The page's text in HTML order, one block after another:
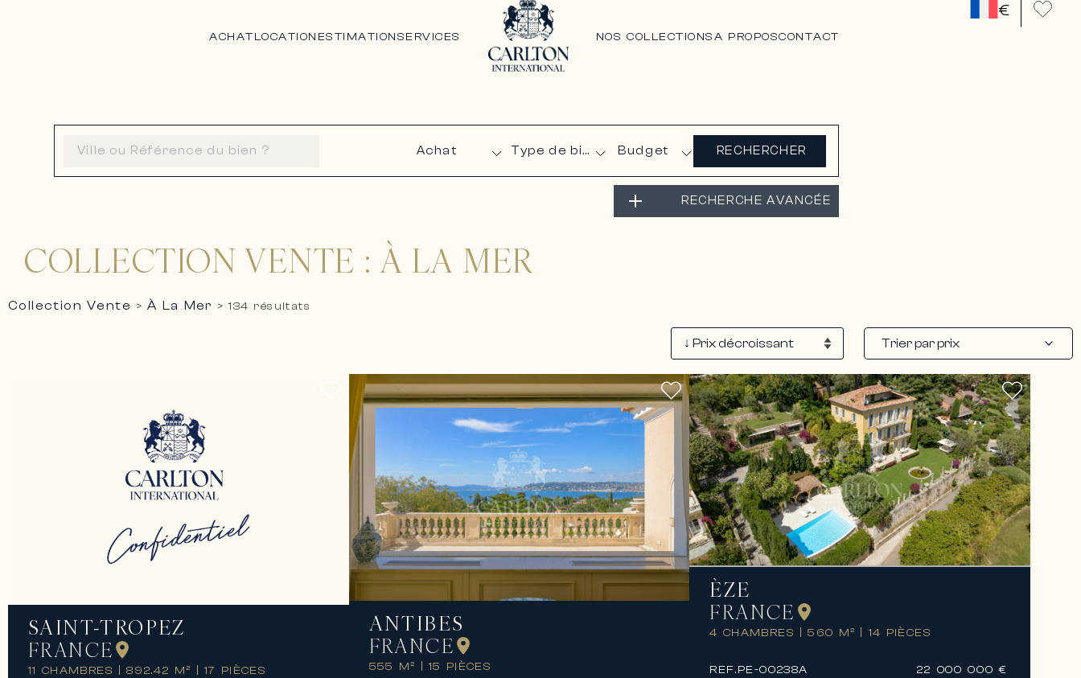
€
ACHATLOCATION ESTIMATIONSERVICES NOS COLLECTIONSA PROPOSCONTACT
Budget RECHERCHER
RECHERCHE AVANCÉE
COLLECTION VENTE : À LA MER
Collection Vente >À La Mer >134 résultats
Trier par prix
SAINT-TROPEZ
FRANCE
11 CHAMBRES 892.42 M² 17 PIÈCES
ANTIBES
FRANCE
555 M² 15 PIÈCES
ÈZE
FRANCE
4 CHAMBRES 560 M² 14 PIÈCES
REF.PE-00238A 22 000 000 €